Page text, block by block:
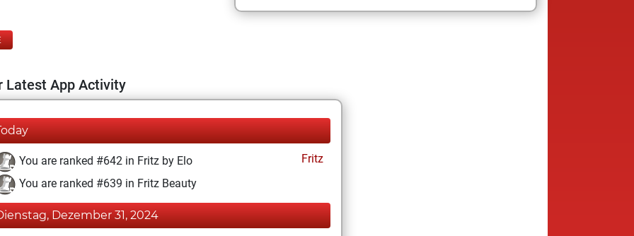
Latest App Activity
You are ranked #642 in Fritz by Elo
Fritz
You are ranked #639 in Fritz Beauty
Dezember 31, 2024